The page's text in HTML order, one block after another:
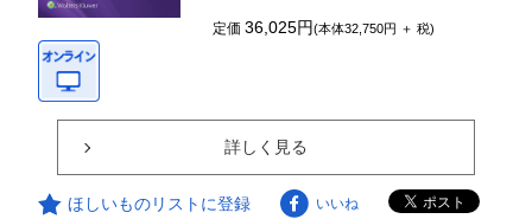
定価36,025円(本体32,750円 ＋ 税)
詳しく見る
ほしいものリストに登録 いいね